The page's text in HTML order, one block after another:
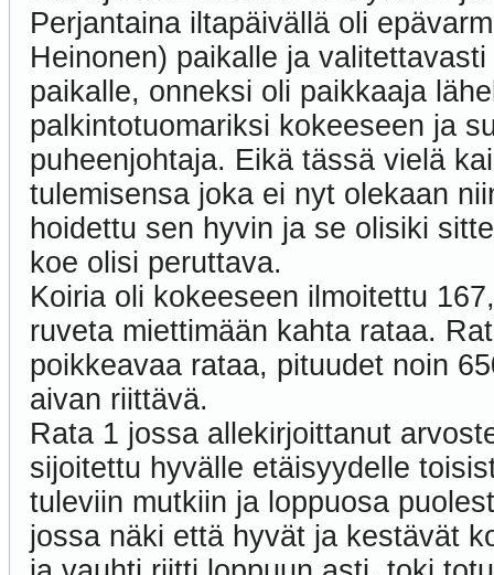
Perjantaina iltapäivällä oli
Heinonen) paikalle ja
paikalle, onneksi oli paikkaaja
palkintotuomariksi kokeeseen ja
puheenjohtaja. Eikä tässä vielä
tulemisensa joka ei nyt olekaan
hoidettu sen hyvin ja se olisiki
koe olisi peruttava.
Koiria oli kokeeseen ilmoitettu
ruveta miettimään kahta rataa.
poikkeavaa rataa, pituudet noin
aivan riittävä.
Rata 1 jossa allekirjoittanut
sijoitettu hyvälle etäisyydelle
tuleviin mutkiin ja loppuosa
jossa näki että hyvät ja kestävät